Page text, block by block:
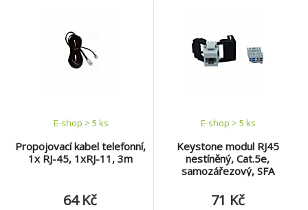
Propojovací kabel telefonní,
1x RJ-45, 1xRJ-11, 3m
E-shop > 5 ks
64 Kč
Keystone modul RJ45
nestíněný, Cat.5e,
samozářezový, SFA
E-shop > 5 ks
71 Kč